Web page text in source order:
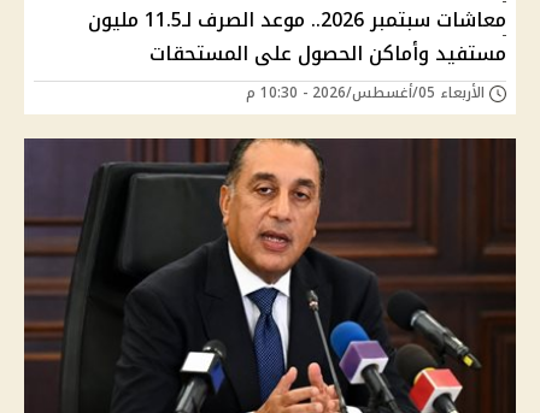
معاشات سبتمبر 2026.. موعد الصرف لـ11.5 مليون
مستفيد وأماكن الحصول على المستحقات
الأربعاء 05/أغسطس/2026 - 10:30 م